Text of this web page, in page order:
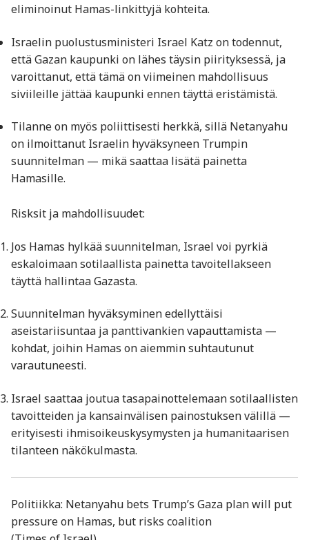
eliminoinut Hamas-linkittyjä kohteita.
Israelin puolustusministeri Israel Katz on todennut,
että Gazan kaupunki on lähes täysin piirityksessä, ja
varoittanut, että tämä on viimeinen mahdollisuus
siviileille jättää kaupunki ennen täyttä eristämistä.
Tilanne on myös poliittisesti herkkä, sillä Netanyahu
on ilmoittanut Israelin hyväksyneen Trumpin
suunnitelman — mikä saattaa lisätä painetta
Hamasille.
Risksit ja mahdollisuudet:
Jos Hamas hylkää suunnitelman, Israel voi pyrkiä
eskaloimaan sotilaallista painetta tavoitellakseen
täyttä hallintaa Gazasta.
Suunnitelman hyväksyminen edellyttäisi
aseistariisuntaa ja panttivankien vapauttamista —
kohdat, joihin Hamas on aiemmin suhtautunut
varautuneesti.
Israel saattaa joutua tasapainottelemaan sotilaallisten
tavoitteiden ja kansainvälisen painostuksen välillä —
erityisesti ihmisoikeuskysymysten ja humanitaarisen
tilanteen näkökulmasta.
Politiikka: Netanyahu bets Trump’s Gaza plan will put
pressure on Hamas, but risks coalition